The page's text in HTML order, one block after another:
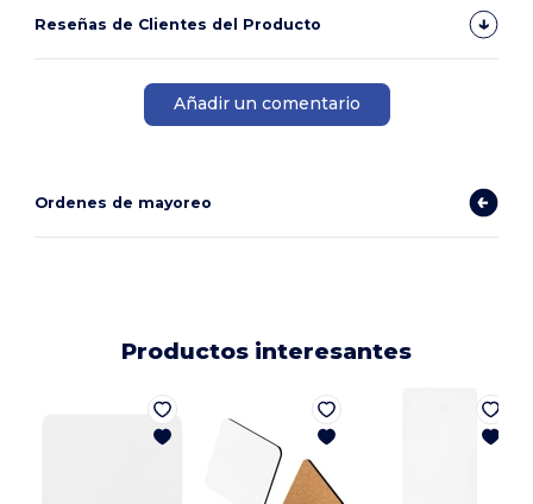
Reseñas de Clientes del Producto
Añadir un comentario
Ordenes de mayoreo
Productos interesantes